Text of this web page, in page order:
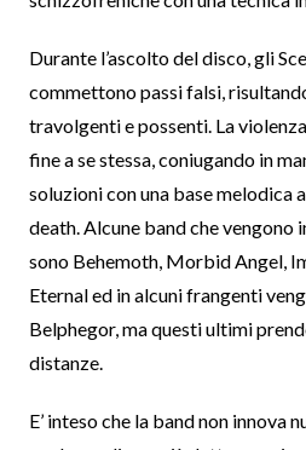
Durante l’ascolto del disco, gli
commettono passi falsi,
travolgenti e possenti. La
fine a se stessa, coniugando in
soluzioni con una base melodica
death. Alcune band che vengono
sono Behemoth, Morbid Angel,
Eternal ed in alcuni frangenti
Belphegor, ma questi ultimi
distanze.
E’ inteso che la band non innova